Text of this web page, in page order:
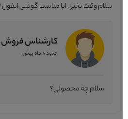
سلام وقت بخیر . ایا مناسب گوشی ایفون 13 هست ؟
کارشناس فروش
حدود 8 ماه پیش
سلام چه محصولی؟